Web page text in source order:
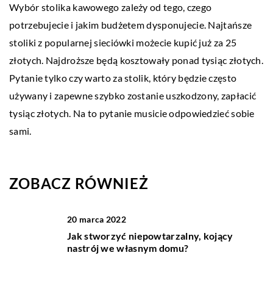
Wybór stolika kawowego zależy od tego, czego
potrzebujecie i jakim budżetem dysponujecie. Najtańsze
stoliki z popularnej sieciówki możecie kupić już za 25
złotych. Najdroższe będą kosztowały ponad tysiąc złotych.
Pytanie tylko czy warto za stolik, który będzie często
używany i zapewne szybko zostanie uszkodzony, zapłacić
tysiąc złotych. Na to pytanie musicie odpowiedzieć sobie
sami.
ZOBACZ RÓWNIEŻ
20 marca 2022
Jak stworzyć niepowtarzalny, kojący
nastrój we własnym domu?